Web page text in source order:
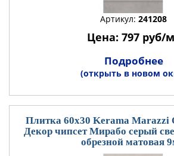
Артикул: 241208
Цена: 797 руб/
Подробнее
(открыть в новом
Плитка 60x30 Kerama Marazzi
Декор чипсет Мирабо серый
обрезной матовая